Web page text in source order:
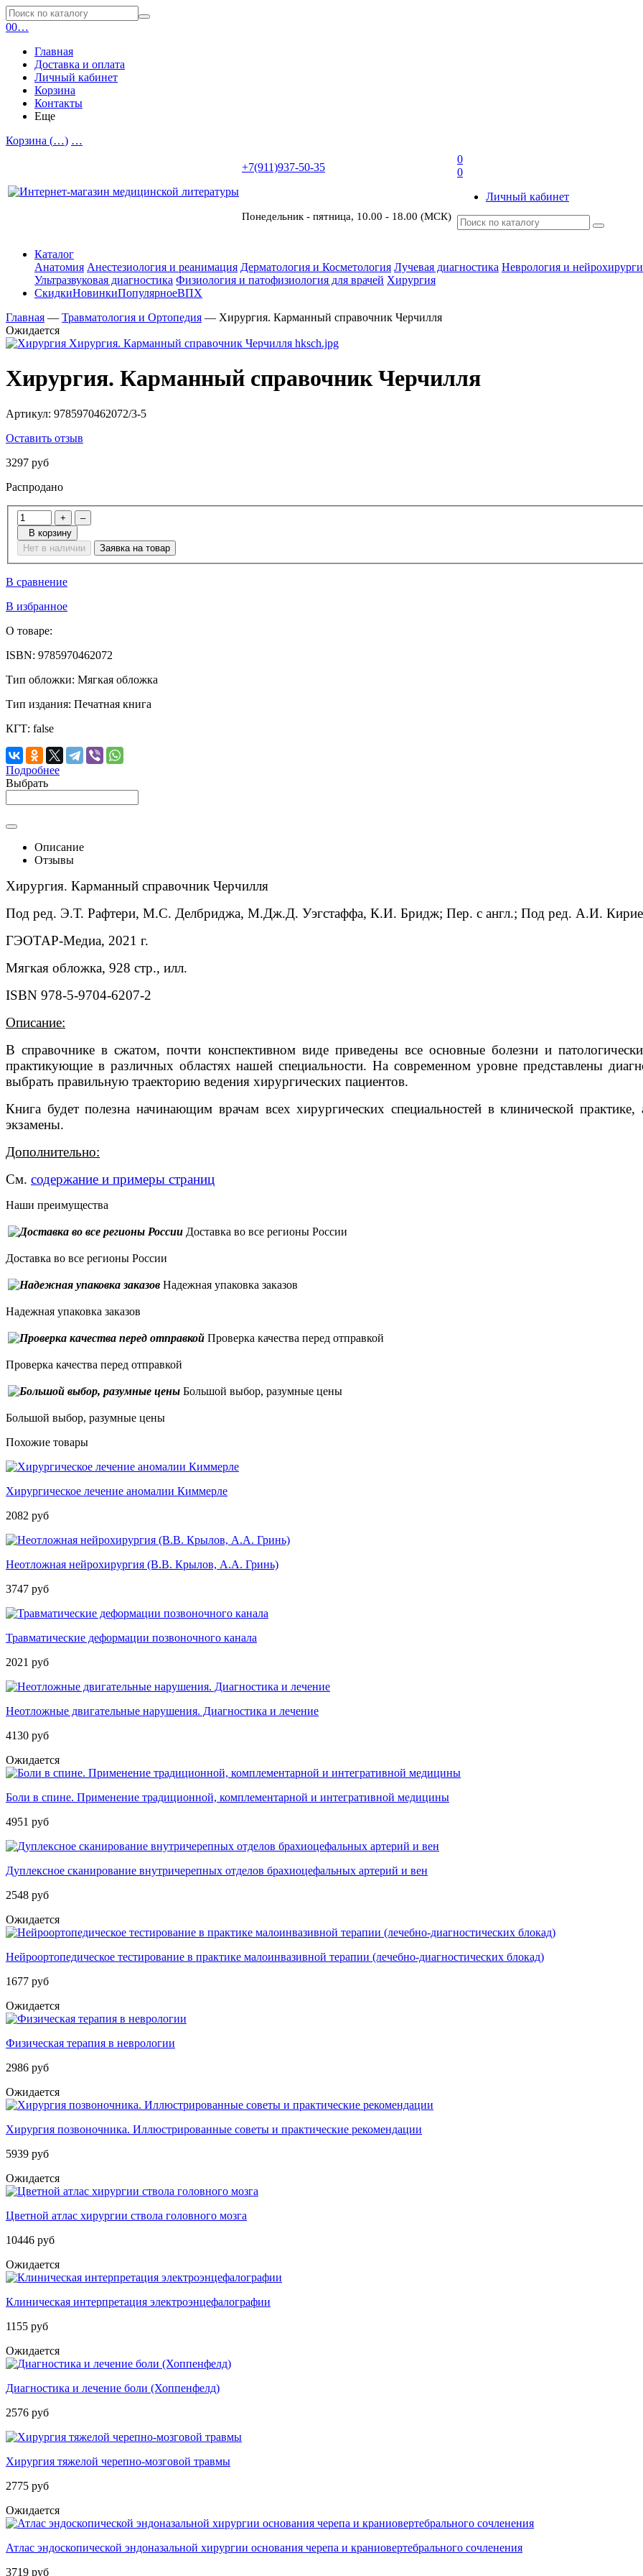
00…
Главная
Доставка и оплата
Личный кабинет
Корзина
Контакты
Еще
Корзина (…) …
+7(911)937-50-35
Понедельник - пятница, 10.00 - 18.00 (МСК)
0
0
Личный кабинет
Каталог
Анатомия Анестезиология и реанимация Дерматология и Косметология Лучевая диагностика Неврология и
Ультразвуковая диагностика Физиология и патофизиология для врачей Хирургия
СкидкиНовинкиПопулярноеВПХ
Главная — Травматология и Ортопедия — Хирургия. Карманный справочник Черчилля
Ожидается
Хирургия. Карманный справочник Черчилля
Артикул: 9785970462072/3-5
Оставить отзыв
3297 руб
Распродано
+
–
В корзину
Нет в наличии
Заявка на товар
В сравнение
В избранное
О товаре:
ISBN: 9785970462072
Тип обложки: Мягкая обложка
Тип издания: Печатная книга
КГТ: false
Подробнее
Выбрать
Описание
Отзывы
Хирургия. Карманный справочник Черчилля
Под ред. Э.Т. Рафтери, М.С. Делбриджа, М.Дж.Д. Уэгстаффа, К.И. Бридж; Пер. с англ.; Под ред. А.И.
ГЭОТАР-Медиа, 2021 г.
Мягкая обложка, 928 стр., илл.
ISBN 978-5-9704-6207-2
Описание:
В справочнике в сжатом, почти конспективном виде приведены все основные болезни и
практикующие в различных областях нашей специальности. На современном уровне представлены
выбрать правильную траекторию ведения хирургических пациентов.
Книга будет полезна начинающим врачам всех хирургических специальностей в клинической
экзамены.
Дополнительно:
См. содержание и примеры страниц
Наши преимущества
Доставка во все регионы России
Доставка во все регионы России
Надежная упаковка заказов
Надежная упаковка заказов
Проверка качества перед отправкой
Проверка качества перед отправкой
Большой выбор, разумные цены
Большой выбор, разумные цены
Похожие товары
Хирургическое лечение аномалии Киммерле
2082 руб
Неотложная нейрохирургия (В.В. Крылов, А.А. Гринь)
3747 руб
Травматические деформации позвоночного канала
2021 руб
Неотложные двигательные нарушения. Диагностика и лечение
4130 руб
Ожидается
Боли в спине. Применение традиционной, комплементарной и интегративной медицины
4951 руб
Дуплексное сканирование внутричерепных отделов брахиоцефальных артерий и вен
2548 руб
Ожидается
Нейроортопедическое тестирование в практике малоинвазивной терапии (лечебно-диагностических блокад)
1677 руб
Ожидается
Физическая терапия в неврологии
2986 руб
Ожидается
Хирургия позвоночника. Иллюстрированные советы и практические рекомендации
5939 руб
Ожидается
Цветной атлас хирургии ствола головного мозга
10446 руб
Ожидается
Клиническая интерпретация электроэнцефалографии
1155 руб
Ожидается
Диагностика и лечение боли (Хоппенфелд)
2576 руб
Хирургия тяжелой черепно-мозговой травмы
2775 руб
Ожидается
Атлас эндоскопической эндоназальной хирургии основания черепа и краниовертебрального сочленения
3719 руб